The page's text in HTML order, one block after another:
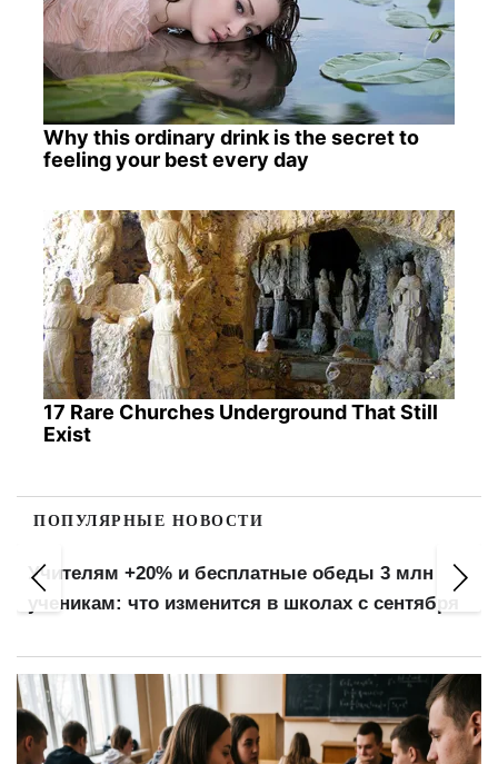
Why this ordinary drink is the secret to
feeling your best every day
17 Rare Churches Underground That Still
Exist
ПОПУЛЯРНЫЕ НОВОСТИ
Учителям +20% и бесплатные обеды 3 млн
ученикам: что изменится в школах с сентября